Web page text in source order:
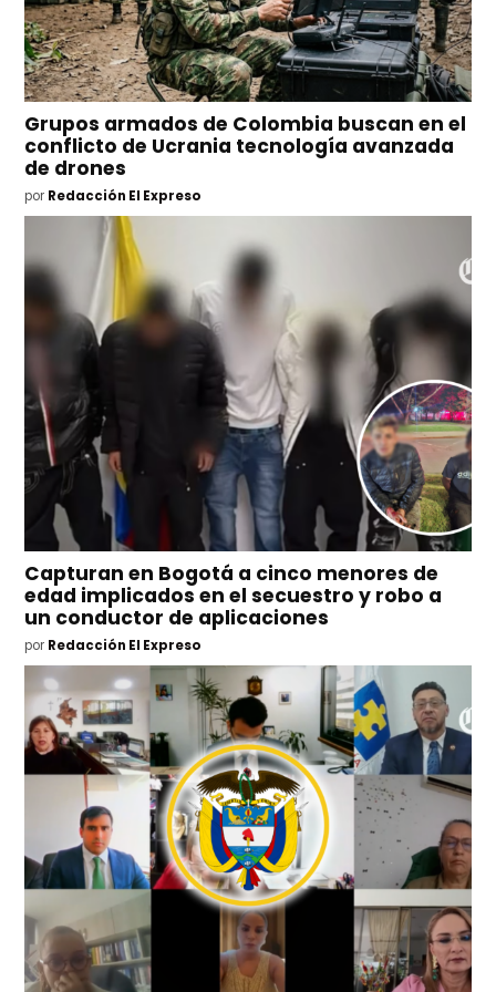
Grupos armados de Colombia buscan en el
conflicto de Ucrania tecnología avanzada
de drones
por Redacción El Expreso
Capturan en Bogotá a cinco menores de
edad implicados en el secuestro y robo a
un conductor de aplicaciones
por Redacción El Expreso